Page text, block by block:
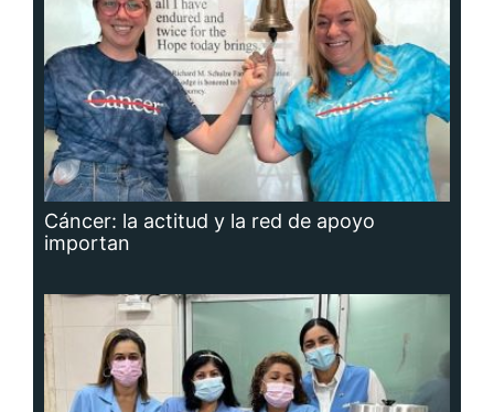
Cáncer: la actitud y la red de apoyo
importan